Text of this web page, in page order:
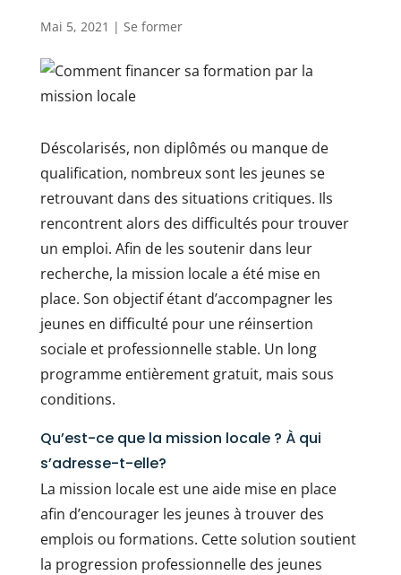
Mai 5, 2021 | Se former
Déscolarisés, non diplômés ou manque de
qualification, nombreux sont les jeunes se
retrouvant dans des situations critiques. Ils
rencontrent alors des difficultés pour trouver
un emploi. Afin de les soutenir dans leur
recherche, la mission locale a été mise en
place. Son objectif étant d’accompagner les
jeunes en difficulté pour une réinsertion
sociale et professionnelle stable. Un long
programme entièrement gratuit, mais sous
conditions.
Qu’est-ce que la mission locale ? À qui
s’adresse-t-elle?
La mission locale est une aide mise en place
afin d’encourager les jeunes à trouver des
emplois ou formations. Cette solution soutient
la progression professionnelle des jeunes